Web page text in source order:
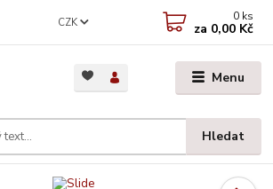
Menu
CZK
Hledat
0 ks
za 0,00 Kč